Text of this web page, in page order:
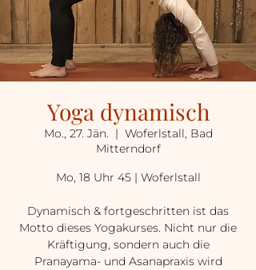
Yoga dynamisch
Mo., 27. Jän.
  |
Woferlstall, Bad
Mitterndorf
Mo, 18 Uhr 45 | Woferlstall
Dynamisch & fortgeschritten ist das
Motto dieses Yogakurses. Nicht nur die
Kräftigung, sondern auch die
Pranayama- und Asanapraxis wird